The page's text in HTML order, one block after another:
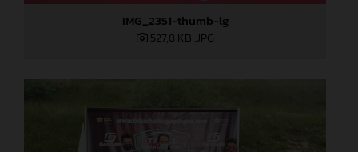
IMG_2351-thumb-lg
527,8 KB .JPG